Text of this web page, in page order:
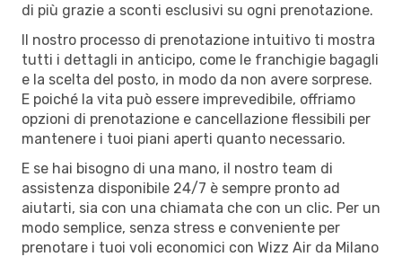
di più grazie a sconti esclusivi su ogni prenotazione.
Il nostro processo di prenotazione intuitivo ti mostra
tutti i dettagli in anticipo, come le franchigie bagagli
e la scelta del posto, in modo da non avere sorprese.
E poiché la vita può essere imprevedibile, offriamo
opzioni di prenotazione e cancellazione flessibili per
mantenere i tuoi piani aperti quanto necessario.
E se hai bisogno di una mano, il nostro team di
assistenza disponibile 24/7 è sempre pronto ad
aiutarti, sia con una chiamata che con un clic. Per un
modo semplice, senza stress e conveniente per
prenotare i tuoi voli economici con Wizz Air da Milano